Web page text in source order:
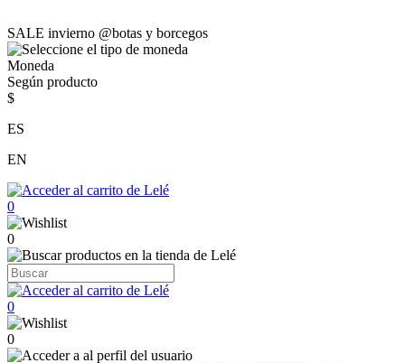
SALE invierno @botas y borcegos
Moneda
Según producto
$
ES
EN
0
0
0
0